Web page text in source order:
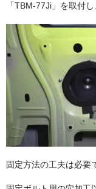
「TBM-77Ji」を取付し
固定方法の工夫は必要